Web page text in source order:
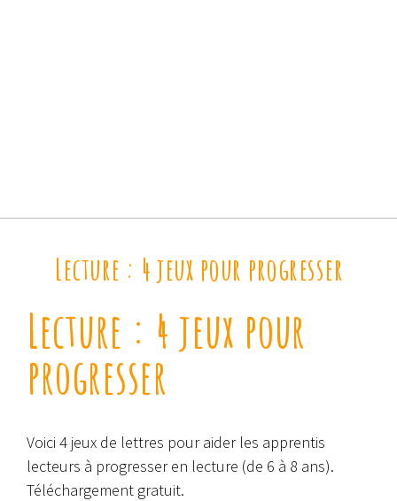
Lecture : 4 jeux pour progresser
Lecture : 4 jeux pour
progresser
Voici 4 jeux de lettres pour aider les apprentis
lecteurs à progresser en lecture (de 6 à 8 ans).
Téléchargement gratuit.